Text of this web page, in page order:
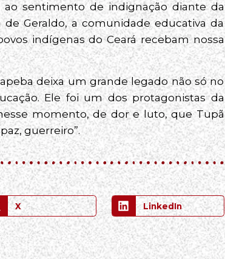
sentimento de indignação diante da
Geraldo, a comunidade educativa da
indígenas do Ceará recebam nossa
deixa um grande legado não só no
Ele foi um dos protagonistas da
momento, de dor e luto, que Tupã
guerreiro”.
X LinkedIn